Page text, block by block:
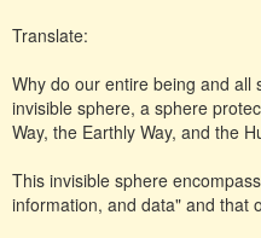
Translate:
Why do our entire being and all
invisible sphere, a sphere
Way, the Earthly Way, and the
This invisible sphere
information, and data" and that